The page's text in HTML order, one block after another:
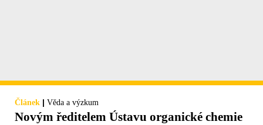
Článek | Věda a výzkum
Novým ředitelem Ústavu organické chemie